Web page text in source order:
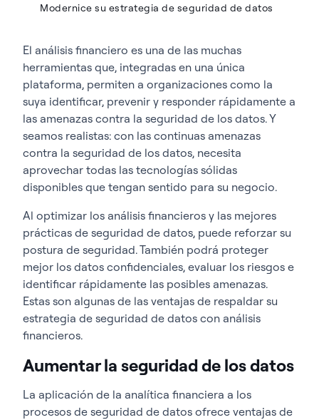
Modernice su estrategia de seguridad de datos
El análisis financiero es una de las muchas
herramientas que, integradas en una única
plataforma, permiten a organizaciones como la
suya identificar, prevenir y responder rápidamente a
las amenazas contra la seguridad de los datos. Y
seamos realistas: con las continuas amenazas
contra la seguridad de los datos, necesita
aprovechar todas las tecnologías sólidas
disponibles que tengan sentido para su negocio.
Al optimizar los análisis financieros y las mejores
prácticas de seguridad de datos, puede reforzar su
postura de seguridad. También podrá proteger
mejor los datos confidenciales, evaluar los riesgos e
identificar rápidamente las posibles amenazas.
Estas son algunas de las ventajas de respaldar su
estrategia de seguridad de datos con análisis
financieros.
Aumentar la seguridad de los datos
La aplicación de la analítica financiera a los
procesos de seguridad de datos ofrece ventajas de